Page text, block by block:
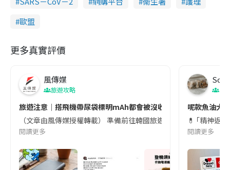
歐盟
更多真實評價
風傳媒
旅遊攻略
旅遊注意｜搭飛機帶尿袋標明mAh都會被沒收😱出發前切記檢查
（文章由風傳媒授權轉載） 準備前往韓國旅遊的民眾，近期要
閱讀更多
Soul
呢款魚油大
💊 ｢精神返
閱讀更多